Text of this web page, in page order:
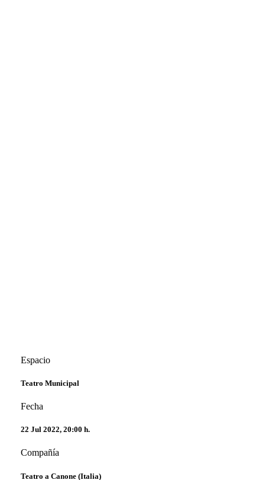
Espacio
Teatro Municipal
Fecha
22 Jul 2022, 20:00 h.
Compañía
Teatro a Canone (Italia)